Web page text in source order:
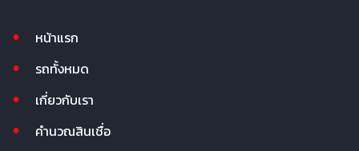
หน้าแรก
รถทั้งหมด
เกี่ยวกับเรา
คำนวณสินเชื่อ